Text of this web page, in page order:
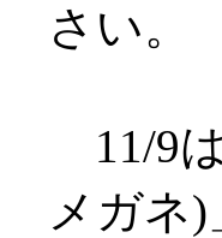
さい。
11/9
メガネ